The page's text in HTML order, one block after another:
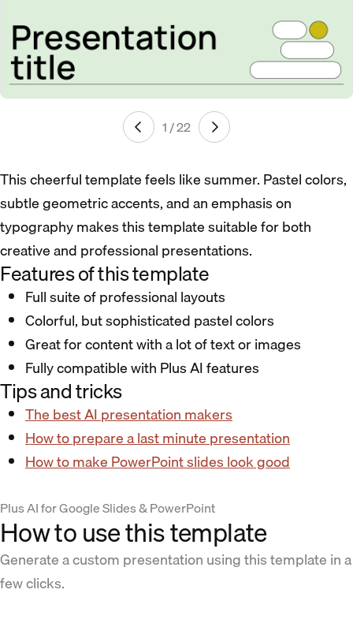
1 / 22
This cheerful template feels like summer. Pastel colors,
subtle geometric accents, and an emphasis on
typography makes this template suitable for both
creative and professional presentations.
Features of this template
Full suite of professional layouts
Colorful, but sophisticated pastel colors
Great for content with a lot of text or images
Fully compatible with Plus AI features
Tips and tricks
The best AI presentation makers
How to prepare a last minute presentation
How to make PowerPoint slides look good
Plus AI for Google Slides & PowerPoint
How to use this template
Generate a custom presentation using this template in a
few clicks.